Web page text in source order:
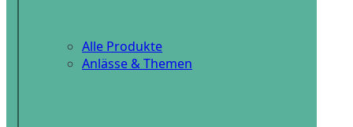
Alle Produkte
Anlässe & Themen